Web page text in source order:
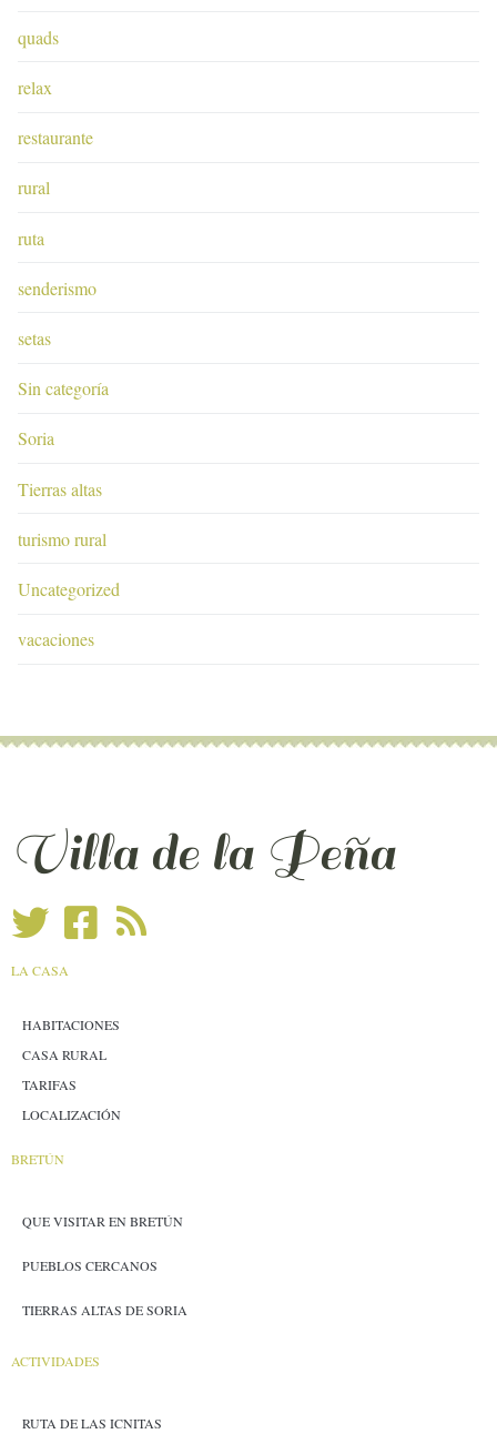
quads
relax
restaurante
rural
ruta
senderismo
setas
Sin categoría
Soria
Tierras altas
turismo rural
Uncategorized
vacaciones
Villa de la Peña
LA CASA
HABITACIONES
CASA RURAL
TARIFAS
LOCALIZACIÓN
BRETÚN
QUE VISITAR EN BRETÚN
PUEBLOS CERCANOS
TIERRAS ALTAS DE SORIA
ACTIVIDADES
RUTA DE LAS ICNITAS